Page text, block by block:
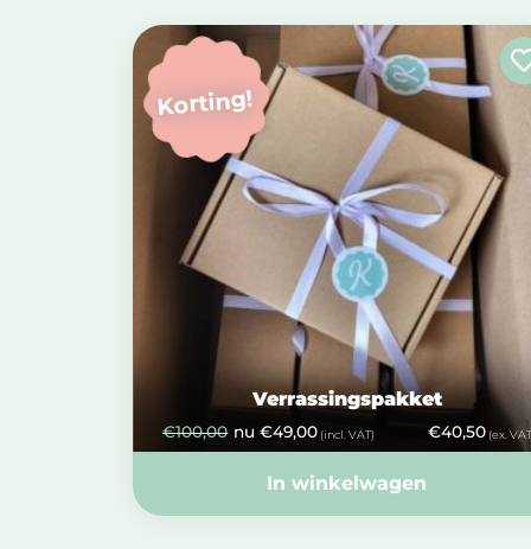
Korting!
Verrassingspakket
€100,00 nu €49,00 (incl. VAT) €40,50(ex.
In winkelwagen